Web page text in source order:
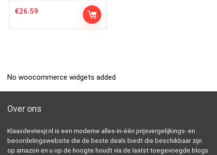
€26.59
No woocommerce widgets added
Over ons
Klaasdevriesjr.nl is een moderne alles-in-één prijsvergelijkings- en
beoordelingswebsite die de beste deals biedt die beschikbaar zijn
op amazon en u op de hoogte houdt via de laatst toegevoegde blogs.